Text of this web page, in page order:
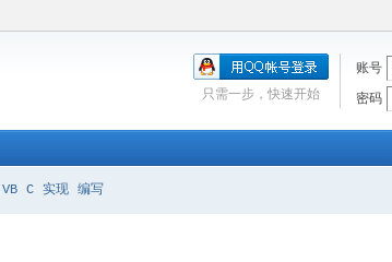
账号
密码
只需一步，快速开始
VB C 实现 编写